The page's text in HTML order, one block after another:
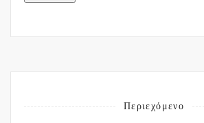
Περιεχόμενο